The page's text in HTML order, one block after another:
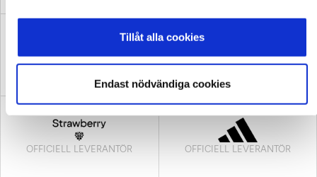
Tillåt alla cookies
Endast nödvändiga cookies
OFFICIELL LEVERANTÖR OFFICIELL LEVERANTÖR
OFFICIELL LEVERANTÖR OFFICIELL LEVERANTÖR